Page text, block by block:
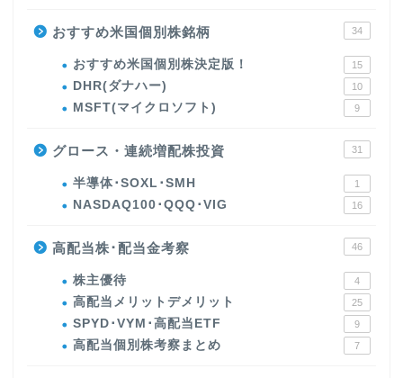
おすすめ米国個別株銘柄 34
おすすめ米国個別株決定版！ 15
DHR(ダナハー) 10
MSFT(マイクロソフト) 9
グロース・連続増配株投資 31
半導体･SOXL･SMH 1
NASDAQ100･QQQ･VIG 16
高配当株･配当金考察 46
株主優待 4
高配当メリットデメリット 25
SPYD･VYM･高配当ETF 9
高配当個別株考察まとめ 7